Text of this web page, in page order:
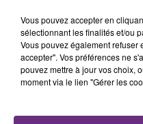
Vous pouvez accepter en
sélectionnant les finalités et/ou
Vous pouvez également
accepter". Vos préférences ne
pouvez mettre à jour vos choix,
moment via le lien "Gérer les